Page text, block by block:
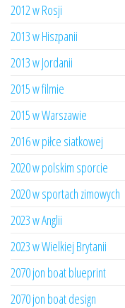
2012 w Rosji
2013 w Hiszpanii
2013 w Jordanii
2015 w filmie
2015 w Warszawie
2016 w piłce siatkowej
2020 w polskim sporcie
2020 w sportach zimowych
2023 w Anglii
2023 w Wielkiej Brytanii
2070 jon boat blueprint
2070 jon boat design